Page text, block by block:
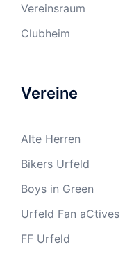
Vereinsraum
Clubheim
Vereine
Alte Herren
Bikers Urfeld
Boys in Green
Urfeld Fan aCtives
FF Urfeld